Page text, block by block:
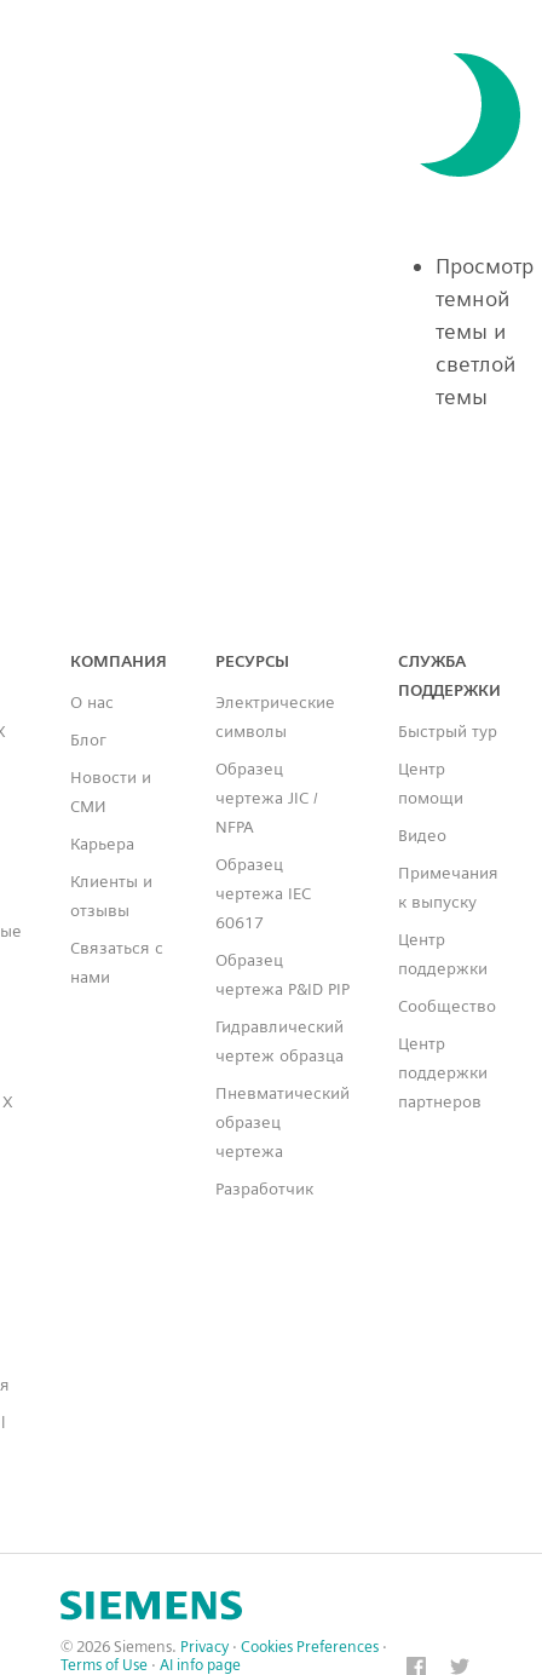
Просмотр
темной
темы и
светлой
темы
Capital™ X Panel Designer
КОМПАНИЯ
О нас
Блог
Новости и
СМИ
Карьера
Клиенты и
отзывы
Связаться с
нами
РЕСУРСЫ
Электрические
символы
Образец
чертежа JIC /
NFPA
Образец
чертежа IEC
60617
Образец
чертежа P&ID PIP
Гидравлический
чертеж образца
Пневматический
образец
чертежа
Разработчик
СЛУЖБА
ПОДДЕРЖКИ
Быстрый тур
Центр
помощи
Видео
Примечания
к выпуску
Центр
поддержки
Сообщество
Центр
поддержки
партнеров
© 2026 Siemens. Privacy · Cookies Preferences ·
Terms of Use · AI info page